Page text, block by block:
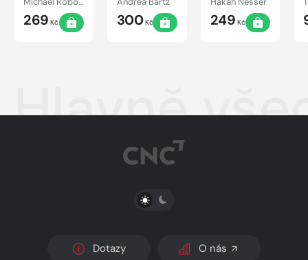
269 Kč 300Kč 249 Kč
Hlavně
PŘEPNOUT SVĚTLÝ/TMAVÝ REŽIM
Dotazy O nás